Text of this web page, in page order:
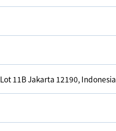
11B Jakarta 12190, Indonesia